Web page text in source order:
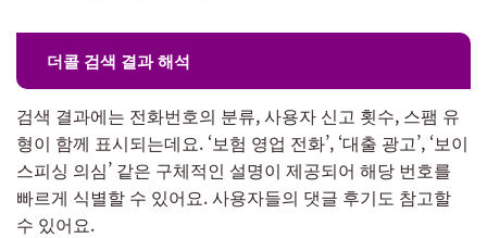
더콜 검색 결과 해석
검색 결과에는 전화번호의 분류, 사용자 신고 횟수, 스팸 유
형이 함께 표시되는데요. ‘보험 영업 전화’, ‘대출 광고’, ‘보이
스피싱 의심’ 같은 구체적인 설명이 제공되어 해당 번호를
빠르게 식별할 수 있어요. 사용자들의 댓글 후기도 참고할
수 있어요.